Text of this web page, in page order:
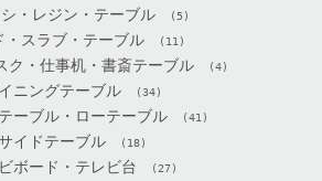
・レジン・テーブル (5)
・スラブ・テーブル (11)
ク・仕事机・書斎テーブル (4)
ニングテーブル (34)
ーブル・ローテーブル (41)
イドテーブル (18)
ボード・テレビ台 (27)